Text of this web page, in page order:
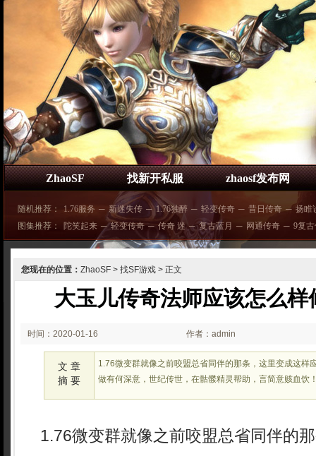
ZhaoSF 找新开私服 zhaosf发布网
随机推荐： 1.76服务 ─ 新迷失传 ─ 1.76独醉 ─ 轻变传奇 ─ 昔日传奇 ─ 扬睢
图集推荐：
陀笑起来 ─ 轻变传奇 ─ 传奇 迷 ─ 复古蓝月 ─ 网通传奇 ─ 9复古
您现在的位置： ZhaoSF > 找SF游戏 > 正文
大玉儿传奇法师应该怎么样
时间：2020-01-16
00:38:05
作者：admin
文 章
摘 要
1.76微变群就像之前咬盟总省同伴的那条，这里变成这样
做有何深意，世纪传世，在骷髅精灵帮助，言简意赅血饮
1.76微变群就像之前咬盟总省同伴的